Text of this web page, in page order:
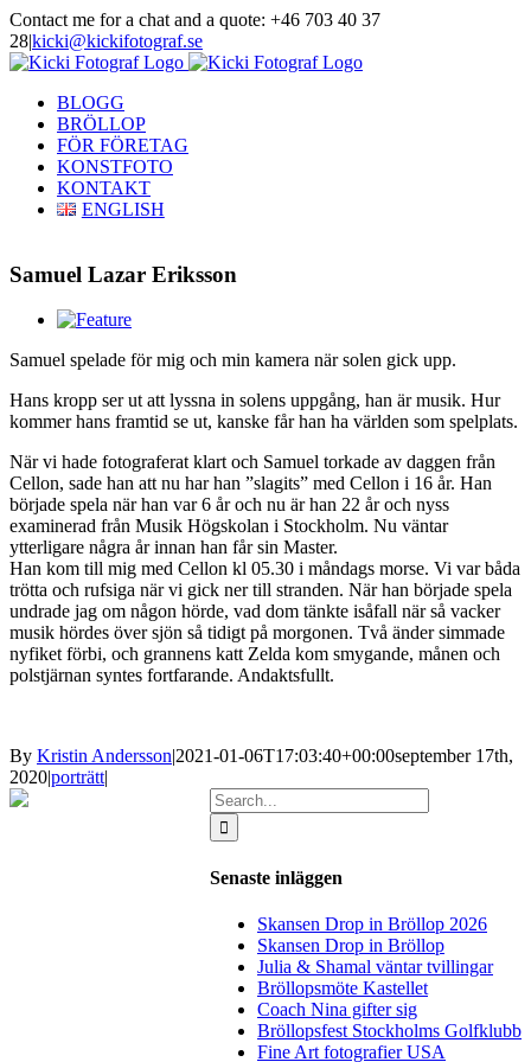
Skip
to
content
Contact me for a chat and a quote: +46 703 40 37
28|kicki@kickifotograf.se
Instagram
Facebook
BLOGG
BRÖLLOP
FÖR FÖRETAG
KONSTFOTO
KONTAKT
ENGLISH
Samuel Lazar Eriksson
View
Image
Samuel spelade för mig och min kamera när solen gick upp.
Hans kropp ser ut att lyssna in solens uppgång, han är musik. Hur
kommer hans framtid se ut, kanske får han ha världen som spelplats.
När vi hade fotograferat klart och Samuel torkade av daggen från
Cellon, sade han att nu har han ”slagits” med Cellon i 16 år. Han
började spela när han var 6 år och nu är han 22 år och nyss
examinerad från Musik Högskolan i Stockholm. Nu väntar
ytterligare några år innan han får sin Master.
Han kom till mig med Cellon kl 05.30 i måndags morse. Vi var båda
trötta och rufsiga när vi gick ner till stranden. När han började spela
undrade jag om någon hörde, vad dom tänkte isåfall när så vacker
musik hördes över sjön så tidigt på morgonen. Två änder simmade
nyfiket förbi, och grannens katt Zelda kom smygande, månen och
polstjärnan syntes fortfarande. Andaktsfullt.
By Kristin Andersson|2021-01-06T17:03:40+00:00september 17th,
2020|porträtt|
Search
for:
Senaste inläggen
Skansen Drop in Bröllop 2026
Skansen Drop in Bröllop
Julia & Shamal väntar tvillingar
Bröllopsmöte Kastellet
Coach Nina gifter sig
Bröllopsfest Stockholms Golfklubb
Fine Art fotografier USA